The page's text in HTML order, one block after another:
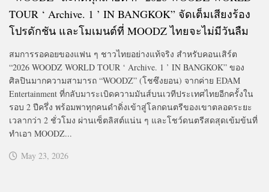
TOUR ‘ Archive. 1 ’ IN BANGKOK” จัดเต็มเสียงร้อง
โปรดักชัน และโมเมนต์ที่ MOODZ ไทยจะไม่มีวันลืม
สมการรอคอยของแฟน ๆ ชาวไทยอย่างแท้จริง สำหรับคอนเสิร์ต
“2026 WOODZ WORLD TOUR ‘ Archive. 1 ’ IN BANGKOK” ของ
ศิลปินมากความสามารถ “WOODZ” (โชซึงยอน) จากค่าย EDAM
Entertainment ที่กลับมาระเบิดความมันส์บนเวทีประเทศไทยอีกครั้งใน
รอบ 2 ปีครึ่ง พร้อมพาทุกคนดำดิ่งเข้าสู่โลกดนตรีของเขาตลอดระยะ
เวลากว่า 2 ชั่วโมง ผ่านเซ็ตลิสต์แน่น ๆ และโชว์ดนตรีสดสุดเข้มข้นที่
ทำเอา MOODZ...
May 23, 2026